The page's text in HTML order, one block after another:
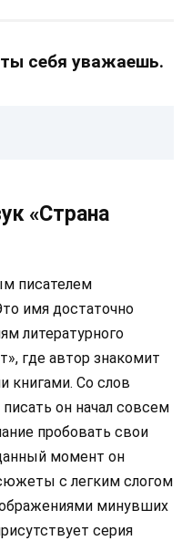
себя уважаешь.
«Страна
писателем
имя достаточно
литературного
где автор знакомит
книгами. Со слов
он начал совсем
пробовать свои
момент он
с легким слогом
минувших
серия